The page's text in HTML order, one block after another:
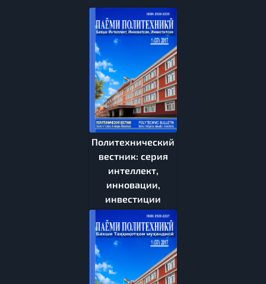
Политехнический
вестник: серия
интеллект,
инновации,
инвестиции